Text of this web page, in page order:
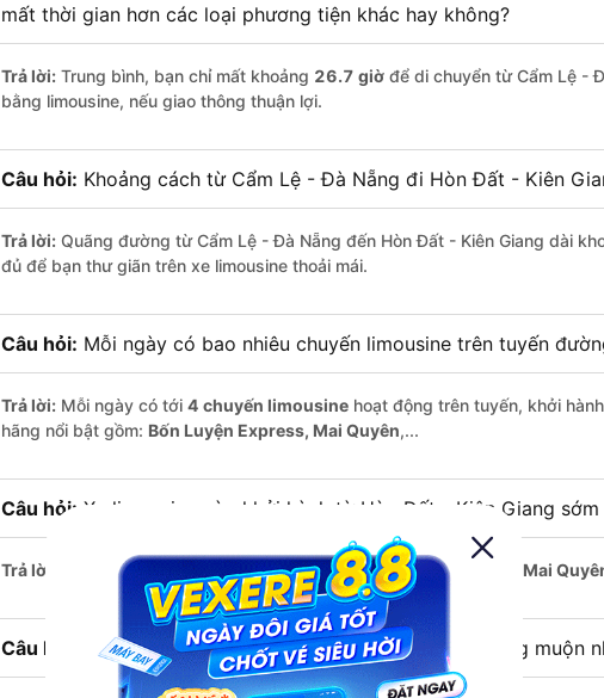
mất thời gian hơn các loại phương tiện khác hay không?
Trả lời: Trung bình, bạn chỉ mất khoảng 26.7 giờ để di chuyển từ Cẩm Lệ -
bằng limousine, nếu giao thông thuận lợi.
Câu hỏi: Khoảng cách từ Cẩm Lệ - Đà Nẵng đi Hòn Đất - Kiên
Trả lời: Quãng đường từ Cẩm Lệ - Đà Nẵng đến Hòn Đất - Kiên Giang dài
đủ để bạn thư giãn trên xe limousine thoải mái.
Câu hỏi: Mỗi ngày có bao nhiêu chuyến limousine trên tuyến
Trả lời: Mỗi ngày có tới 4 chuyến limousine hoạt động trên tuyến, khởi
hãng nổi bật gồm: Bốn Luyện Express, Mai Quyên,...
Câu hỏi: Xe limousine nào khởi hành từ Hòn Đất - Kiên Giang sớm
Trả lời: Chuyến limousine sớm nhất khởi hành lúc2:35 , do nhà xe Mai
Câu hỏi: Xe limousine nào khởi hành từ Cẩm Lệ - Đà Nẵng muộn